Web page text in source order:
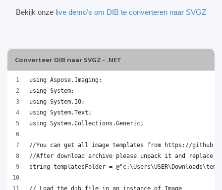
Bekijk onze live demo’s om DIB te converteren naar SVGZ
Converteer DIB naar SVGZ - .NET